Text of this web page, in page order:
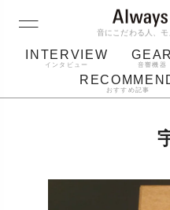
音にこだわる人、
INTERVIEW
インタビュー
GEAR
音響機器
おすすめ記事